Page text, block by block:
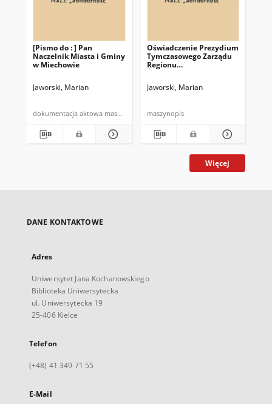
[Pismo do : ] Pan
Naczelnik Miasta i Gminy
w Miechowie
Jaworski, Marian
dokumentacja aktowa maszynopis
Oświadczenie Prezydium
Tymczasowego Zarządu
Regionu
"kolektywów
Jaworski, Marian
maszynopis
Więcej
DANE KONTAKTOWE
Adres
Uniwersytet Jana Kochanowskiego
Biblioteka Uniwersytecka
ul. Uniwersytecka 19
25-406 Kielce
Telefon
(+48) 41 349 71 55
E-Mail